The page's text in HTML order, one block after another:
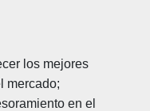
los mejores
mercado;
en el